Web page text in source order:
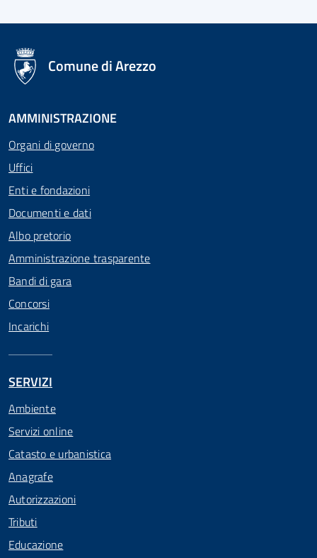
logo Unione Europea
Comune di Arezzo
AMMINISTRAZIONE
Organi di governo
Uffici
Enti e fondazioni
Documenti e dati
Albo pretorio
Amministrazione trasparente
Bandi di gara
Concorsi
Incarichi
SERVIZI
Ambiente
Servizi online
Catasto e urbanistica
Anagrafe
Autorizzazioni
Tributi
Educazione